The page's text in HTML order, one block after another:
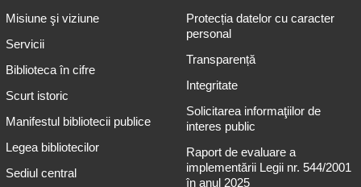
Misiune şi viziune
Servicii
Biblioteca în cifre
Scurt istoric
Manifestul bibliotecii publice
Legea bibliotecilor
Sediul central
Protecția datelor cu caracter
personal
Transparență
Integritate
Solicitarea informaţiilor de
interes public
Raport de evaluare a
implementării Legii nr. 544/2001
în anul 2025